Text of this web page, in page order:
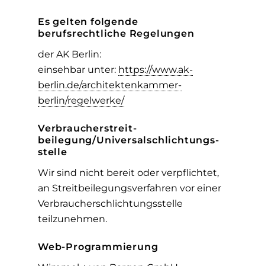
Es gelten folgende
berufsrechtliche Regelungen
der AK Berlin:
einsehbar unter: https://www.ak-
berlin.de/architektenkammer-
berlin/regelwerke/
Verbraucher­streit­
beilegung/Universal­schlichtungs­
stelle
Wir sind nicht bereit oder verpflichtet,
an Streitbeilegungsverfahren vor einer
Verbraucherschlichtungsstelle
teilzunehmen.
Web-Programmierung